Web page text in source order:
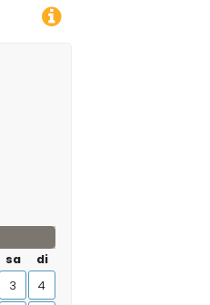
sa
di
3
4